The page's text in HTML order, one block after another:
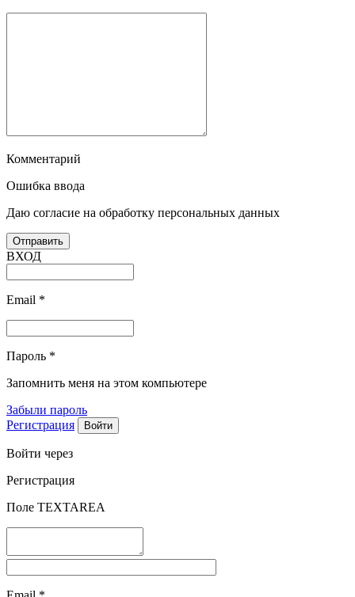
Комментарий
Ошибка ввода
Даю согласие на обработку персональных данных
ВХОД
Email *
Пароль *
Запомнить меня на этом компьютере
Забыли пароль
Регистрация
Войти через
Регистрация
Поле TEXTAREA